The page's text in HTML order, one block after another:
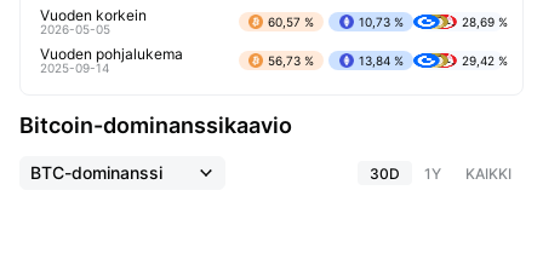
Vuoden korkein
2026-05-05
60,57 % 10,73 % 28,69 %
Vuoden pohjalukema
2025-09-14
56,73 % 13,84 % 29,42 %
Bitcoin-dominanssikaavio
BTC-dominanssi 30D 1Y KAIKKI